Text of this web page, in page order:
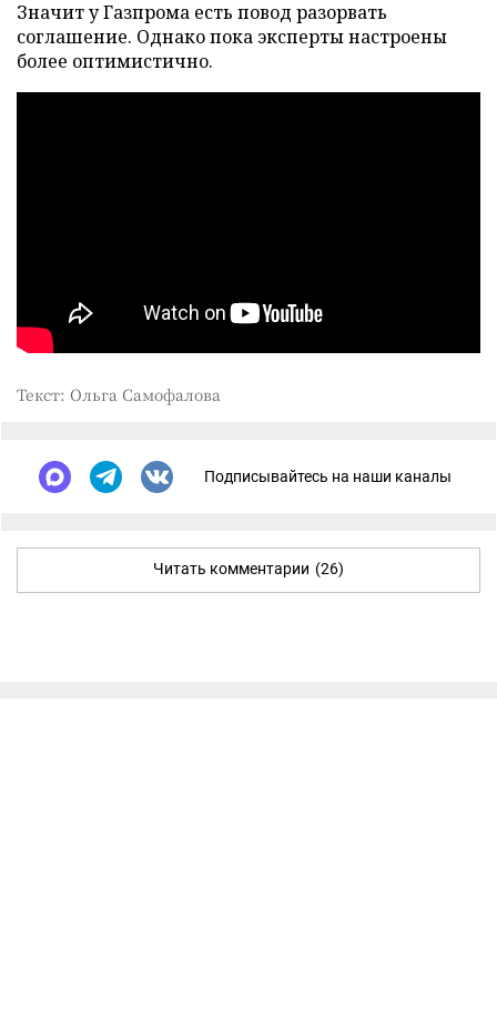
Значит у Газпрома есть повод разорвать
соглашение. Однако пока эксперты настроены
более оптимистично.
Текст: Ольга Самофалова
Подписывайтесь на наши каналы
Читать комментарии (26)